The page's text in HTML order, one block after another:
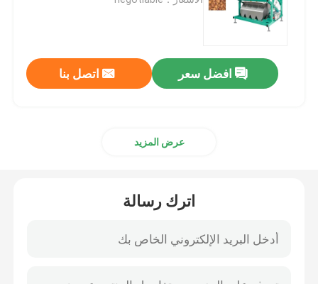
فارز لون الكاجو
افضل سعر اتصل بنا
عرض المزيد
اترك رسالة